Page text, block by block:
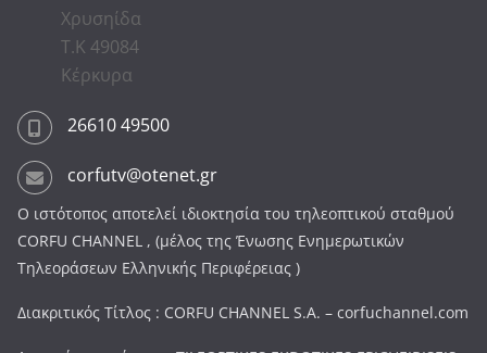
Χρυσηίδα
Τ.Κ 49084
Κέρκυρα
26610 49500
corfutv@otenet.gr
Ο ιστότοπος αποτελεί ιδιοκτησία του τηλεοπτικού σταθμού
CORFU CHANNEL , (μέλος της Ένωσης Ενημερωτικών
Τηλεοράσεων Ελληνικής Περιφέρειας )
Διακριτικός Τίτλος : CORFU CHANNEL S.A. – corfuchannel.com